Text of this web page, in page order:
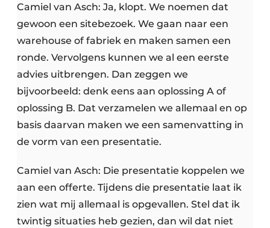
Camiel van Asch: Ja, klopt. We noemen dat
gewoon een sitebezoek. We gaan naar een
warehouse of fabriek en maken samen een
ronde. Vervolgens kunnen we al een eerste
advies uitbrengen. Dan zeggen we
bijvoorbeeld: denk eens aan oplossing A of
oplossing B. Dat verzamelen we allemaal en op
basis daarvan maken we een samenvatting in
de vorm van een presentatie.
Camiel van Asch: Die presentatie koppelen we
aan een offerte. Tijdens die presentatie laat ik
zien wat mij allemaal is opgevallen. Stel dat ik
twintig situaties heb gezien, dan wil dat niet